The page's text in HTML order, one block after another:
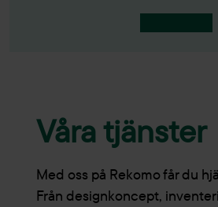
Våra tjänster
Med oss på Rekomo får du
Från designkoncept,